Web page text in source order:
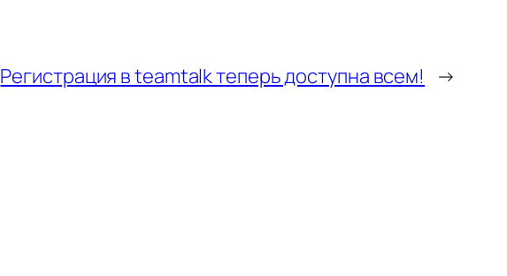
Регистрация в teamtalk теперь доступна всем! →